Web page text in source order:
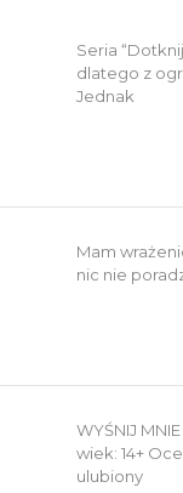
Seria
dlatego z
Jednak
Mam
nic nie
WYŚNIJ
wiek: 14+
ulubiony